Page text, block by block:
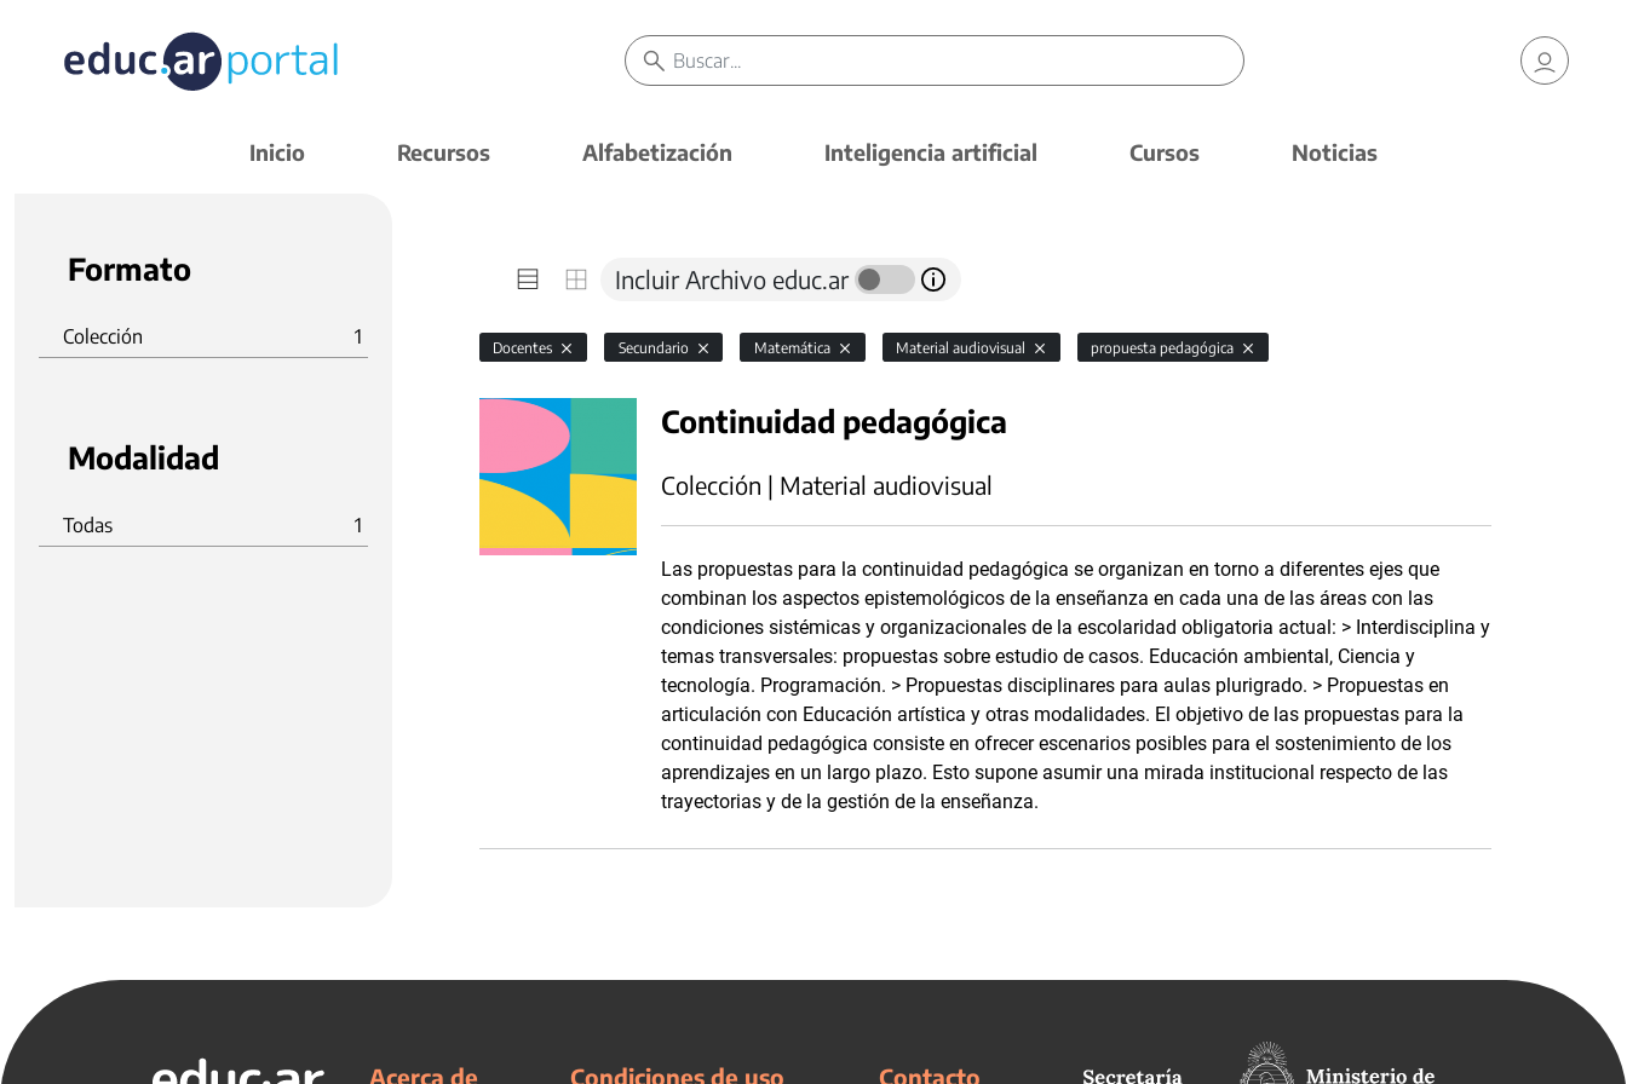
Inicio Recursos Alfabetización Inteligencia artificial Cursos Noticias
Formato
Colección 1
Modalidad
Todas 1
Incluir Archivo educ.ar
Docentes Secundario Matemática Material audiovisual propuesta pedagógica
Continuidad pedagógica
Colección | Material audiovisual
Las propuestas para la continuidad pedagógica se organizan en torno a diferentes ejes que
combinan los aspectos epistemológicos de la enseñanza en cada una de las áreas con las
condiciones sistémicas y organizacionales de la escolaridad obligatoria actual: > Interdisciplina y
temas transversales: propuestas sobre estudio de casos. Educación ambiental, Ciencia y
tecnología. Programación. > Propuestas disciplinares para aulas plurigrado. > Propuestas en
articulación con Educación artística y otras modalidades. El objetivo de las propuestas para la
continuidad pedagógica consiste en ofrecer escenarios posibles para el sostenimiento de los
aprendizajes en un largo plazo. Esto supone asumir una mirada institucional respecto de las
trayectorias y de la gestión de la enseñanza.
Acerca de Condiciones de uso Contacto